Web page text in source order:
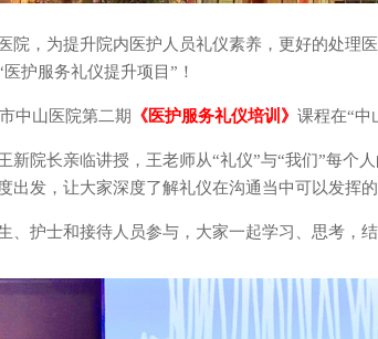
院，为提升院内医护人员礼仪素养，更好的处理
护服务礼仪提升项‬目”！
中山医院第二期 《医护服务礼仪培训》 课程在“中
新院长亲临讲授，王老师从“礼仪”与“我们”每个
出发，让大家深度了解礼仪在沟通当中可以发挥的
、护士和接待人员参与，大家一起学习、思考，